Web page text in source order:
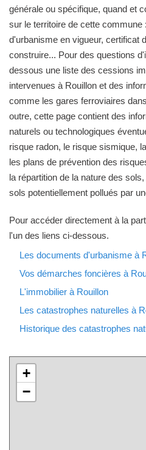
générale ou spécifique, quand et
sur le territoire de cette
d'urbanisme en vigueur, certificat
construire... Pour des questions
dessous une liste des cessions
intervenues à Rouillon et des
comme les gares ferroviaires
outre, cette page contient des
naturels ou technologiques
risque radon, le risque sismique,
les plans de prévention des
la répartition de la nature des
sols potentiellement pollués par
Pour accéder directement à la
l'un des liens ci-dessous.
Les documents d'urbanisme à
Vos démarches foncières à
L'immobilier à Rouillon
Les catastrophes naturelles à
Historique des catastrophes
+
−